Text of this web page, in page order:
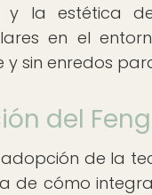
y la estética
en el
y sin enredos
del
de la
de cómo